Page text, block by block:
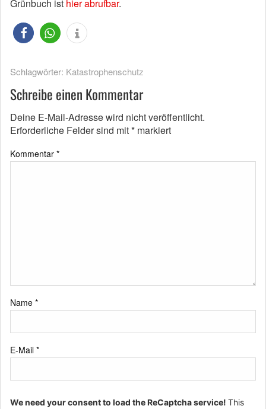
Grünbuch ist hier abrufbar.
Schlagwörter: Katastrophenschutz
Schreibe einen Kommentar
Deine E-Mail-Adresse wird nicht veröffentlicht.
Erforderliche Felder sind mit* markiert
Kommentar *
Name *
E-Mail *
We need your consent to load the ReCaptcha service! This